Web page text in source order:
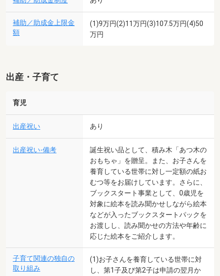
補助／助成金上限金
額
(1)9万円(2)11万円(3)107.5万円(4)50
万円
出産・子育て
育児
出産祝い あり
出産祝い-備考
誕生祝い品として、積み木「あつ木の
おもちゃ」を贈呈。また、お子さんを
養育している世帯に対し一定額の紙お
むつ等をお届けしています。さらに、
ブックスタート事業として、0歳児を
対象に絵本を読み聞かせしながら絵本
などが入ったブックスタートパックを
お渡しし、読み聞かせの方法や年齢に
応じた絵本をご紹介します。
子育て関連の独自の
取り組み
(1)お子さんを養育している世帯に対
し、第1子及び第2子は申請の翌月か